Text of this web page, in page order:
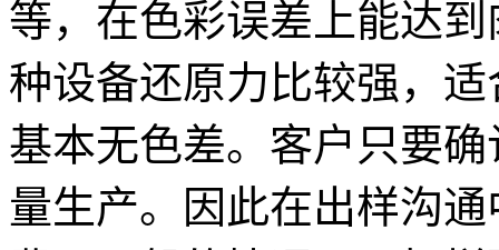
等，在色彩误差上能达
种设备还原力比较强，
基本无色差。客户只要
量生产。因此在出样沟